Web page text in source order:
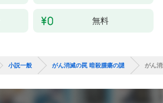
無料
小説一般 がん消滅の罠 暗殺腫瘍の謎 がん